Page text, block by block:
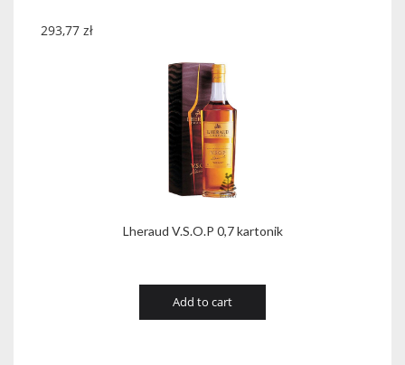
Lheraud V.S.O.P 0,7 kartonik
293,77 zł
Add to cart